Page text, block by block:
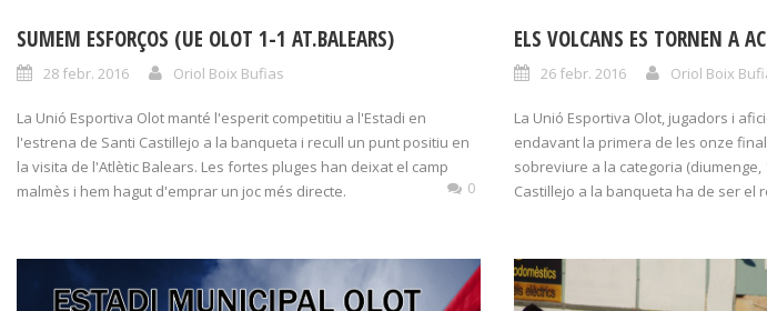
SUMEM ESFORÇOS (UE OLOT 1-1 AT.BALEARS)
28 febr. 2016 Oriol Boix Bufias
La Unió Esportiva Olot manté l'esperit competitiu a l'Estadi en
l'estrena de Santi Castillejo a la banqueta i recull un punt positiu en
la visita de l'Atlètic Balears. Les fortes pluges han deixat el camp
malmès i hem hagut d'emprar un joc més directe.
0
ELS VOLCANS ES TORNEN A
26 febr. 2016 Oriol Boix
La Unió Esportiva Olot, jugadors i
endavant la primera de les onze
sobreviure a la categoria (diumenge,
Castillejo a la banqueta ha de ser el